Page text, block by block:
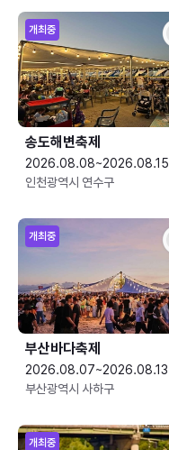
개최중
송도해변축제
2026.08.08~2026.08.15
인천광역시 연수구
개최중
부산바다축제
2026.08.07~2026.08.13
부산광역시 사하구
개최중